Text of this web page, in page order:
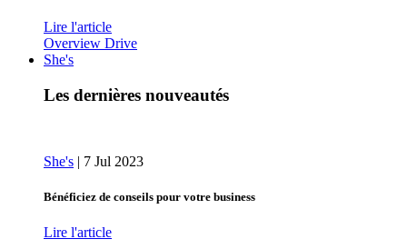
Lire l'article
Overview Drive
She's
Les dernières nouveautés
She's | 7 Jul 2023
Bénéficiez de conseils pour votre business
Lire l'article